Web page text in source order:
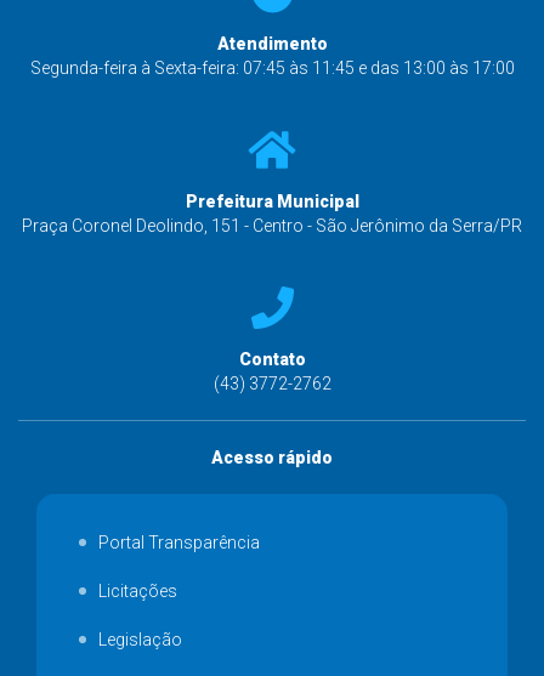
Atendimento
Segunda-feira à Sexta-feira: 07:45 às 11:45 e das 13:00 às 17:00
Prefeitura Municipal
Praça Coronel Deolindo, 151 - Centro - São Jerônimo da Serra/PR
Contato
(43) 3772-2762
Acesso rápido
Portal Transparência
Licitações
Legislação